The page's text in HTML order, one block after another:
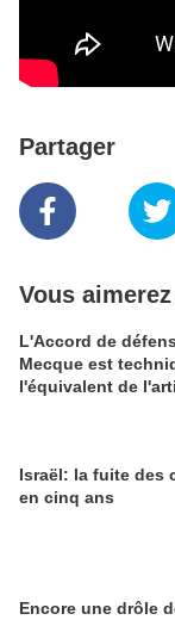
Partager
Vous
L'Accord de
Mecque est
l'équivalent de
Israël: la fuite des
en cinq ans
Encore une drôle